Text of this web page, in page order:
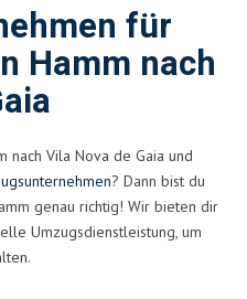
für
Hamm nach
nach Vila Nova de Gaia und
? Dann bist du
genau richtig! Wir bieten dir
Umzugsdienstleistung, um